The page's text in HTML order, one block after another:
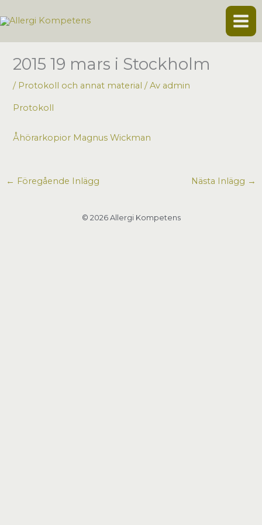
till
2015 19 mars i Stockholm
/ Protokoll och annat material / Av admin
Protokoll
Åhörarkopior Magnus Wickman
← Föregående Inlägg Nästa Inlägg →
© 2026 Allergi Kompetens